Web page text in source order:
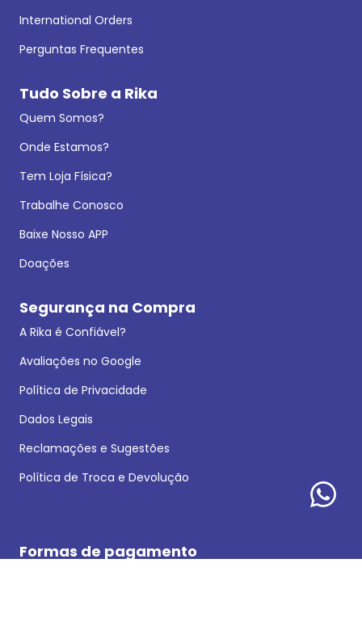
International Orders
Perguntas Frequentes
Tudo Sobre a Rika
Quem Somos?
Onde Estamos?
Tem Loja Física?
Trabalhe Conosco
Baixe Nosso APP
Doações
Segurança na Compra
A Rika é Confiável?
Avaliações no Google
Política de Privacidade
Dados Legais
Reclamações e Sugestões
Política de Troca e Devolução
Formas de pagamento